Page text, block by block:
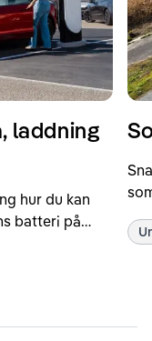
laddning
hur du kan
batteri på
för den
till